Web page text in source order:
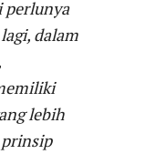
perlunya
dalam
lebih